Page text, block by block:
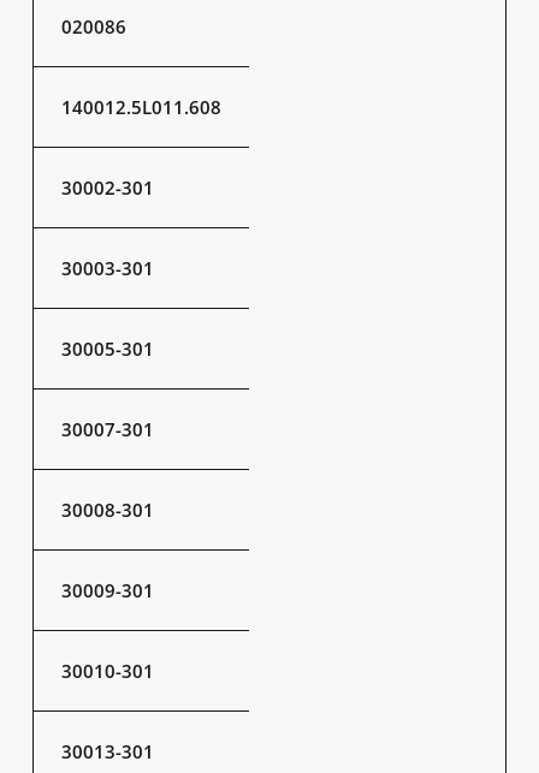
020086
140012.5L011.608
30002-301
30003-301
30005-301
30007-301
30008-301
30009-301
30010-301
30013-301